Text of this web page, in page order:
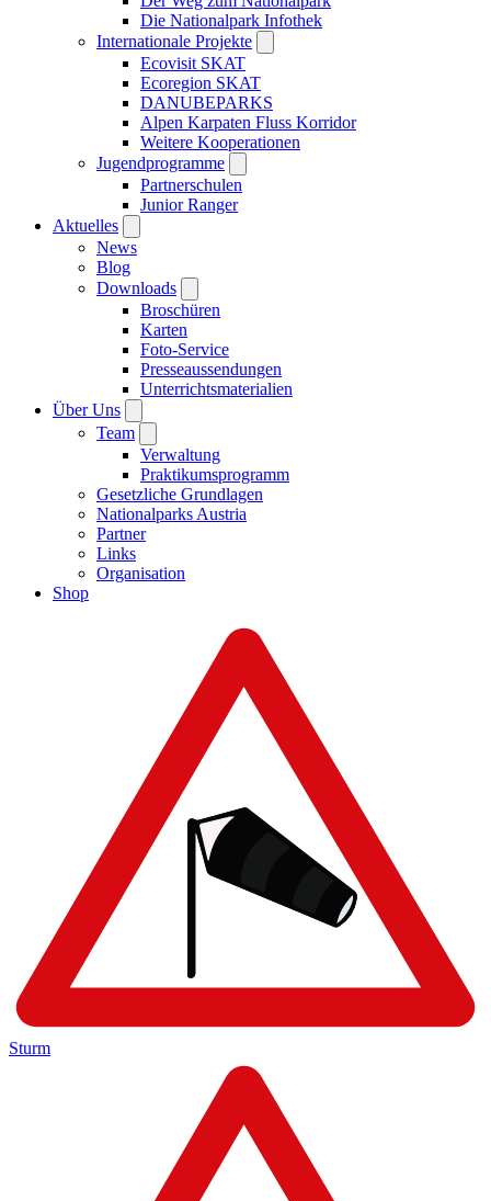
Die Nationalpark Infothek
Internationale Projekte
Ecovisit SKAT
Ecoregion SKAT
DANUBEPARKS
Alpen Karpaten Fluss Korridor
Weitere Kooperationen
Jugendprogramme
Partnerschulen
Junior Ranger
Aktuelles
News
Blog
Downloads
Broschüren
Karten
Foto-Service
Presseaussendungen
Unterrichtsmaterialien
Über Uns
Team
Verwaltung
Praktikumsprogramm
Gesetzliche Grundlagen
Nationalparks Austria
Partner
Links
Organisation
Shop
Sturm